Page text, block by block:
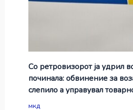
Со ретровизорот ја удрил
починала: обвинение за
слепило а управувал
мкд